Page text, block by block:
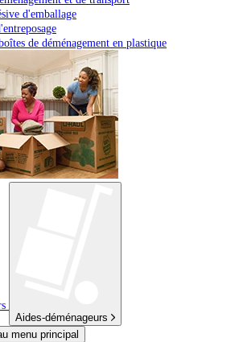
d'emballage
de déménagement en plastique
Aides-déménageurs
menu principal